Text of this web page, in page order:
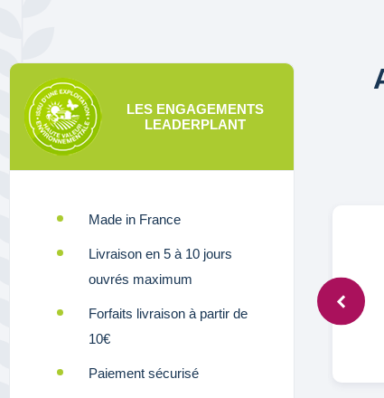
LES ENGAGEMENTS
LEADERPLANT
Made in France
Livraison en 5 à 10 jours
ouvrés maximum
Forfaits livraison à partir de
10€
Paiement sécurisé
Anonymous, 27 févr. 2021
Très bien